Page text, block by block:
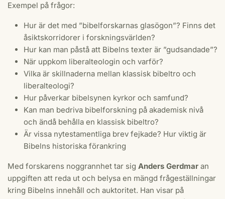
Exempel på frågor:
Hur är det med ”bibelforskarnas glasögon”? Finns det
åsiktskorridorer i forskningsvärlden?
Hur kan man påstå att Bibelns texter är ”gudsandade”?
När uppkom liberalteologin och varför?
Vilka är skillnaderna mellan klassisk bibeltro och
liberalteologi?
Hur påverkar bibelsynen kyrkor och samfund?
Kan man bedriva bibelforskning på akademisk nivå
och ändå behålla en klassisk bibeltro?
Är vissa nytestamentliga brev fejkade? Hur viktig är
Bibelns historiska förankring
Med forskarens noggrannhet tar sig Anders Gerdmar an
uppgiften att reda ut och belysa en mängd frågeställningar
kring Bibelns innehåll och auktoritet. Han visar på